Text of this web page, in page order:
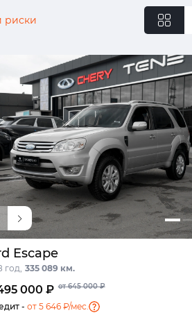
риски
Escape
год, 335 089 км.
000 ₽ от 645 000 ₽
- от 5 646 ₽/мес.